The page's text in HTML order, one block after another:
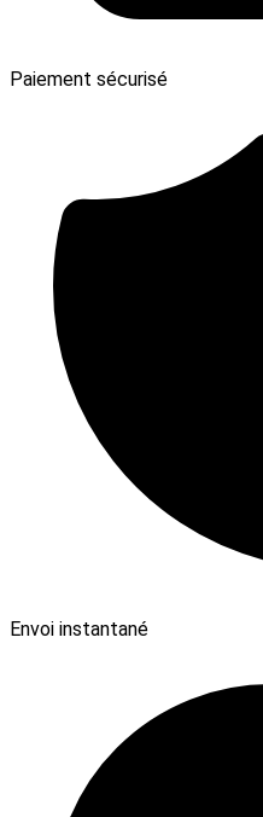
Paiement sécurisé
Envoi instantané